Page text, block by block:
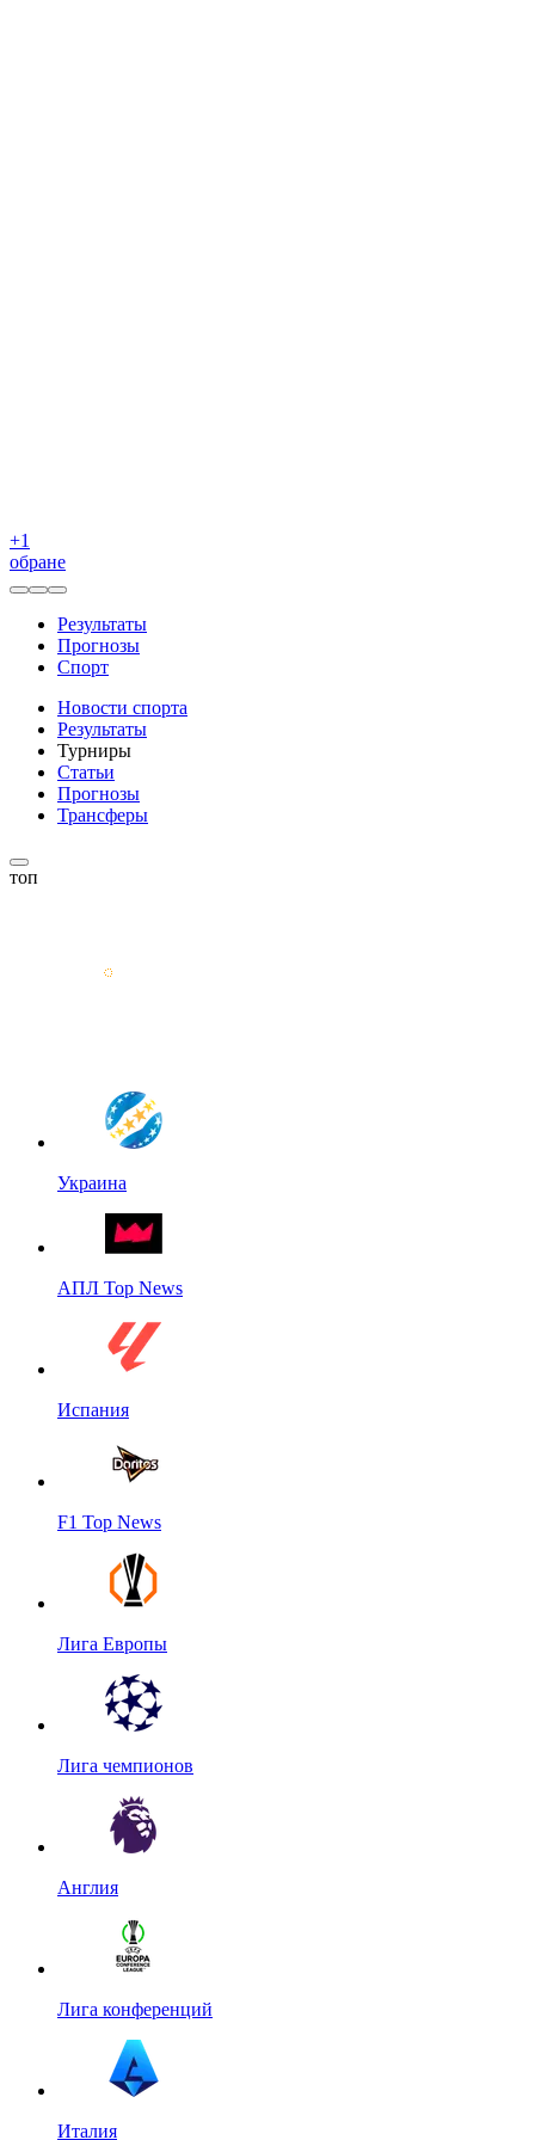
+1
обране
Результаты
Прогнозы
Спорт
Новости спорта
Результаты
Турниры
Статьи
Прогнозы
Трансферы
топ
Украина
АПЛ Top News
Испания
F1 Top News
Лига Европы
Лига чемпионов
Англия
Лига конференций
Италия